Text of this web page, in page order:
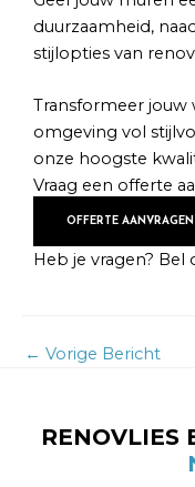
duurzaamheid,
stijlopties van
Transformeer
omgeving vol
onze hoogste
Vraag een offerte
OFFERTE AANVRAGEN
Heb je vragen? Bel
← Vorige Bericht
RENOVLIES